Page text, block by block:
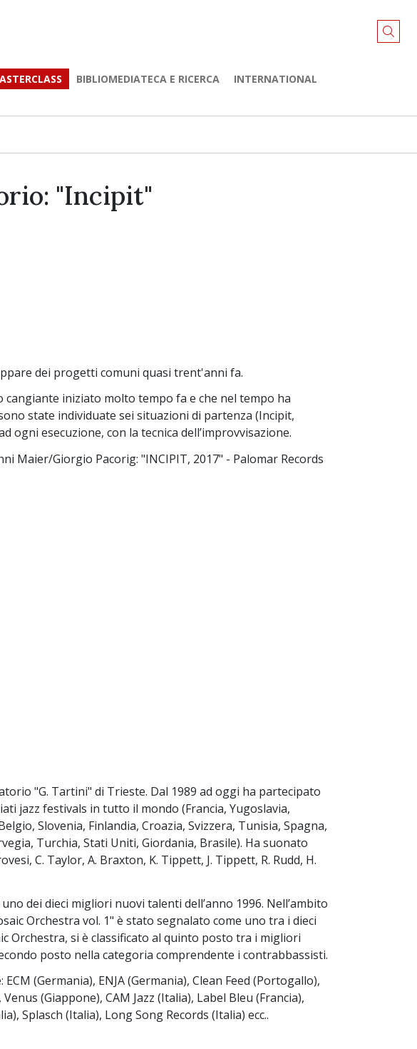
BIBLIOMEDIATECA E RICERCA
INTERNATIONAL
"Incipit"
dei progetti comuni quasi trent'anni fa.
iniziato molto tempo fa e che nel tempo ha
state individuate sei situazioni di partenza (Incipit,
esecuzione, con la tecnica dell’improvvisazione.
Maier/Giorgio Pacorig: "INCIPIT, 2017" - Palomar Records
"G. Tartini" di Trieste. Dal 1989 ad oggi ha partecipato
jazz festivals in tutto il mondo (Francia, Yugoslavia,
Slovenia, Finlandia, Croazia, Svizzera, Tunisia, Spagna,
Turchia, Stati Uniti, Giordania, Brasile). Ha suonato
C. Taylor, A. Braxton, K. Tippett, J. Tippett, R. Rudd, H.
dei dieci migliori nuovi talenti dell’anno 1996. Nell’ambito
Orchestra vol. 1" è stato segnalato come uno tra i dieci
Orchestra, si è classificato al quinto posto tra i migliori
posto nella categoria comprendente i contrabbassisti.
(Germania), ENJA (Germania), Clean Feed (Portogallo),
(Giappone), CAM Jazz (Italia), Label Bleu (Francia),
Splasch (Italia), Long Song Records (Italia) ecc..